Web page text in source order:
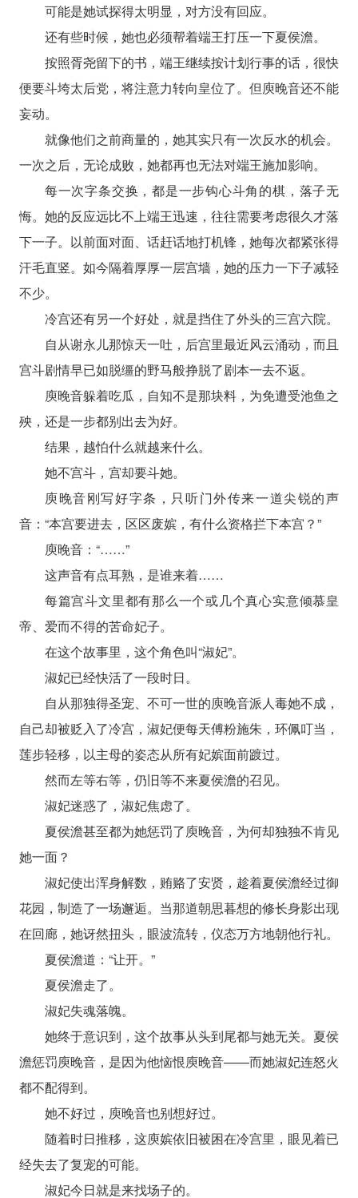
可能是她试探得太明显，对方没有回应。
还有些时候，她也必须帮着端王打压一下夏侯澹。
按照胥尧留下的书，端王继续按计划行事的话，很快
便要斗垮太后党，将注意力转向皇位了。但庾晚音还不能
妄动。
就像他们之前商量的，她其实只有一次反水的机会。
一次之后，无论成败，她都再也无法对端王施加影响。
每一次字条交换，都是一步钩心斗角的棋，落子无
悔。她的反应远比不上端王迅速，往往需要考虑很久才落
下一子。以前面对面、话赶话地打机锋，她每次都紧张得
汗毛直竖。如今隔着厚厚一层宫墙，她的压力一下子减轻
不少。
冷宫还有另一个好处，就是挡住了外头的三宫六院。
自从谢永儿那惊天一吐，后宫里最近风云涌动，而且
宫斗剧情早已如脱缰的野马般挣脱了剧本一去不返。
庾晚音躲着吃瓜，自知不是那块料，为免遭受池鱼之
殃，还是一步都别出去为好。
结果，越怕什么就越来什么。
她不宫斗，宫却要斗她。
庾晚音刚写好字条，只听门外传来一道尖锐的声
音：“本宫要进去，区区废嫔，有什么资格拦下本宫？”
庾晚音：“……”
这声音有点耳熟，是谁来着……
每篇宫斗文里都有那么一个或几个真心实意倾慕皇
帝、爱而不得的苦命妃子。
在这个故事里，这个角色叫“淑妃”。
淑妃已经快活了一段时日。
自从那独得圣宠、不可一世的庾晚音派人毒她不成，
自己却被贬入了冷宫，淑妃便每天傅粉施朱，环佩叮当，
莲步轻移，以主母的姿态从所有妃嫔面前踱过。
然而左等右等，仍旧等不来夏侯澹的召见。
淑妃迷惑了，淑妃焦虑了。
夏侯澹甚至都为她惩罚了庾晚音，为何却独独不肯见
她一面？
淑妃使出浑身解数，贿赂了安贤，趁着夏侯澹经过御
花园，制造了一场邂逅。当那道朝思暮想的修长身影出现
在回廊，她讶然扭头，眼波流转，仪态万方地朝他行礼。
夏侯澹道：“让开。”
夏侯澹走了。
淑妃失魂落魄。
她终于意识到，这个故事从头到尾都与她无关。夏侯
澹惩罚庾晚音，是因为他恼恨庾晚音——而她淑妃连怒火
都不配得到。
她不好过，庾晚音也别想好过。
随着时日推移，这庾嫔依旧被困在冷宫里，眼见着已
经失去了复宠的可能。
淑妃今日就是来找场子的。